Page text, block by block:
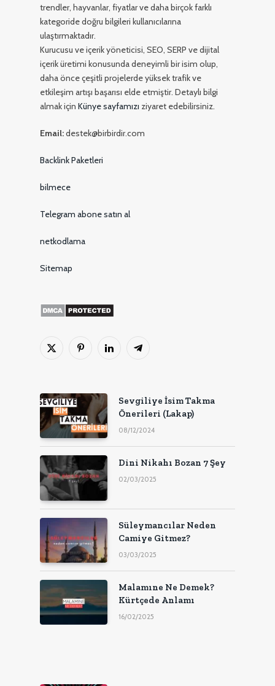
trendler, hayvanlar, fiyatlar ve daha birçok farklı
kategoride doğru bilgileri kullanıcılarına
ulaştırmaktadır.
Kurucusu ve içerik yöneticisi, SEO, SERP ve dijital
içerik üretimi konusunda deneyimli bir isim olup,
daha önce çeşitli projelerde yüksek trafik ve
etkileşim artışı başarısı elde etmiştir. Detaylı bilgi
almak içinKünye sayfamızı ziyaret edebilirsiniz.
Email:destek@birbirdir.com
Backlink Paketleri
bilmece
Telegram abone satın al
netkodlama
Sitemap
X
Pinterest'inLinkedInTelgraf
Sevgiliye İsim Takma
Önerileri (Lakap)
08/12/2024
Dini Nikahı Bozan 7 Şey
02/03/2025
Süleymancılar Neden
Camiye Gitmez?
03/03/2025
Malamıne Ne Demek?
Kürtçede Anlamı
16/02/2025